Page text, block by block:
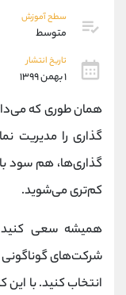
سطح آموزش
متوسط
تاریخ انتشار
۱ بهمن ۱۳۹۹
همان طوری که
گذاری را مدیریت
گذاری‌ها، هم سود
کم‌تری می‌شوید.
همیشه سعی کنید
شرکت‌های گوناگونی
انتخاب کنید. با این
داخلی
اطلاعات تماس (دفتر
تلفن
بدون پیش شماره
اینستاگرام